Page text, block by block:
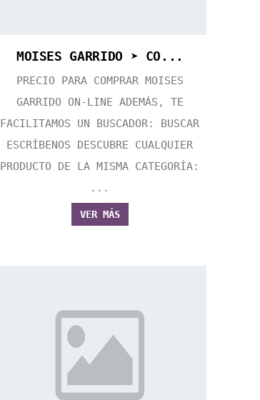
MOISES GARRIDO ➤ CO...
PRECIO PARA COMPRAR MOISES
GARRIDO ON-LINE ADEMÁS, TE
FACILITAMOS UN BUSCADOR: BUSCAR
ESCRÍBENOS DESCUBRE CUALQUIER
PRODUCTO DE LA MISMA CATEGORÍA:
...
VER MÁS